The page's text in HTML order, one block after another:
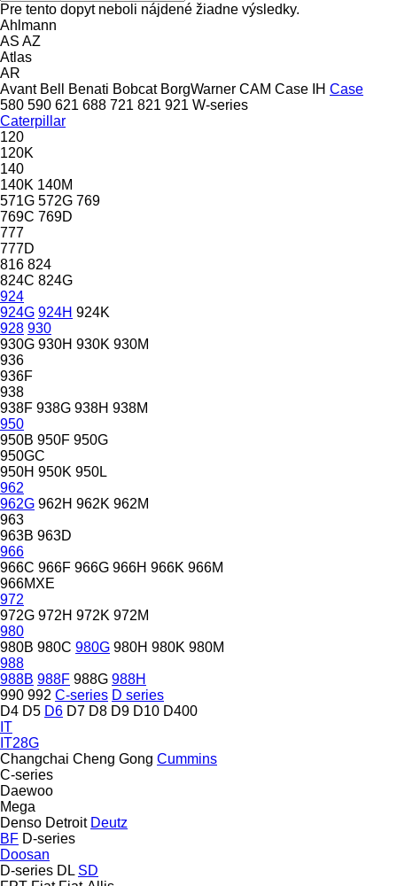
Pre tento dopyt neboli nájdené žiadne výsledky.
Ahlmann
AS AZ
Atlas
AR
Avant Bell Benati Bobcat BorgWarner CAM Case IH Case
580 590 621 688 721 821 921 W-series
Caterpillar
120
120K
140
140K 140M
571G 572G 769
769C 769D
777
777D
816 824
824C 824G
924
924G 924H 924K
928 930
930G 930H 930K 930M
936
936F
938
938F 938G 938H 938M
950
950B 950F 950G
950GC
950H 950K 950L
962
962G 962H 962K 962M
963
963B 963D
966
966C 966F 966G 966H 966K 966M
966MXE
972
972G 972H 972K 972M
980
980B 980C 980G 980H 980K 980M
988
988B 988F 988G 988H
990 992 C-series D series
D4 D5 D6 D7 D8 D9 D10 D400
IT
IT28G
Changchai Cheng Gong Cummins
C-series
Daewoo
Mega
Denso Detroit Deutz
BF D-series
Doosan
D-series DL SD